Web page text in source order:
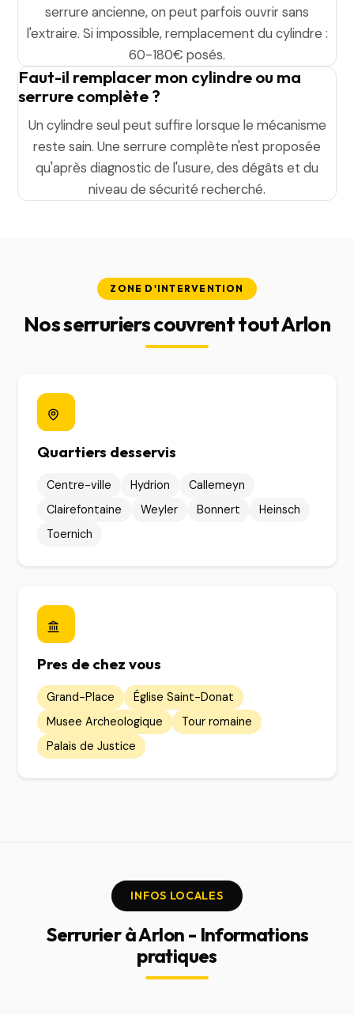
serrure ancienne, on peut parfois ouvrir sans
l'extraire. Si impossible, remplacement du cylindre :
60-180€ posés.
Faut-il remplacer mon cylindre ou ma
serrure complète ?
Un cylindre seul peut suffire lorsque le mécanisme
reste sain. Une serrure complète n'est proposée
qu'après diagnostic de l'usure, des dégâts et du
niveau de sécurité recherché.
ZONE D'INTERVENTION
Nos serruriers couvrent tout Arlon
Quartiers desservis
Centre-ville Hydrion
Callemeyn
Clairefontaine
Weyler Bonnert
Heinsch
Toernich
Pres de chez vous
Grand-Place
Église Saint-Donat
Musee Archeologique
Tour romaine
Palais de Justice
INFOS LOCALES
Serrurier à Arlon - Informations
pratiques